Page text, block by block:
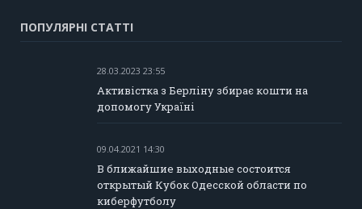
ПОПУЛЯРНІ СТАТТІ
28.03.2023 23:55
Активістка з Берліну збирає кошти на
допомогу Україні
09.04.2021 14:30
В ближайшие выходные состоится
открытый Кубок Одесской области по
киберфутболу